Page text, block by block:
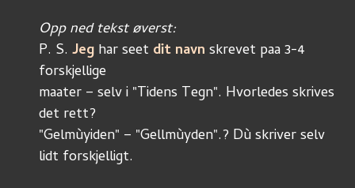
Opp ned tekst øverst:
P. S. Jeg har seet dit navn skrevet paa 3-4
forskjellige
maater – selv i "Tidens Tegn". Hvorledes skrives
det rett?
"Gelmùyiden" – "Gellmùyden".? Dù skriver selv
lidt forskjelligt.